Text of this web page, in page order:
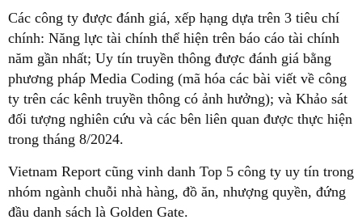
Các công ty được đánh giá, xếp hạng dựa trên 3 tiêu chí
chính: Năng lực tài chính thể hiện trên báo cáo tài chính
năm gần nhất; Uy tín truyền thông được đánh giá bằng
phương pháp Media Coding (mã hóa các bài viết về công
ty trên các kênh truyền thông có ảnh hưởng); và Khảo sát
đối tượng nghiên cứu và các bên liên quan được thực hiện
trong tháng 8/2024.
Vietnam Report cũng vinh danh Top 5 công ty uy tín trong
nhóm ngành chuỗi nhà hàng, đồ ăn, nhượng quyền, đứng
đầu danh sách là Golden Gate.